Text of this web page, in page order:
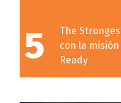
5
The
con la
Ready